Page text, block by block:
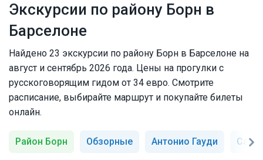
Экскурсии по району Борн в
Барселоне
Найдено 23 экскурсии по району Борн в Барселоне на
август и сентябрь 2026 года. Цены на прогулки с
русскоговорящим гидом от 34 евро. Смотрите
расписание, выбирайте маршрут и покупайте билеты
онлайн.
Район Борн Обзорные Антонио Гауди